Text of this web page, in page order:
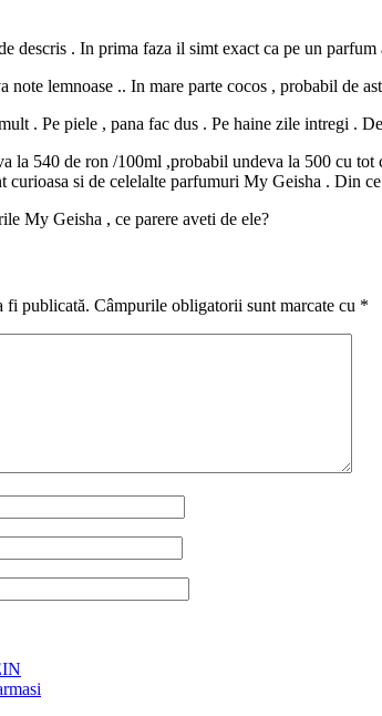
descris . In prima faza il simt exact ca pe un
note lemnoase .. In mare parte cocos , probabil de
. Pe piele , pana fac dus . Pe haine zile intregi .
la 540 de ron /100ml ,probabil undeva la 500 cu
curioasa si de celelalte parfumuri My Geisha . Din
My Geisha , ce parere aveti de ele?
fi publicată. Câmpurile obligatorii sunt marcate cu *